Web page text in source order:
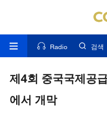
Radio 검색
제4회 중국국제공
에서 개막